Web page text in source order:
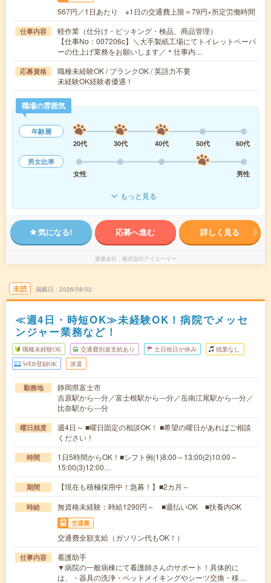
567円／1日あたり ※1日の交通費上限＝79円×所定労働時間
仕事内容
軽作業（仕分け・ピッキング・検品、商品管理）
【仕事No：007206c】＼大手製紙工場にてトイレットペーパ
ーの仕上げ業務をお願いします／＊仕事内…
応募資格
職種未経験OK / ブランクOK / 英語力不要
未経験OK経験者優遇！
職場の雰囲気
年齢層
20代
30代 40代 50代
60代
男女比率
女性
男性
もっと見る
気になる! 応募へ進む 詳しく見る
派遣会社 株式会社アイエーイー
未読 掲載日 2026/08/02
≪週4日・時短OK≫未経験OK！病院でメッセ
ンジャー業務など！
職種未経験OK 交通費別途支給あり 土日祝日が休み 残業なし
WEB登録OK 派遣
勤務地
静岡県富士市
吉原駅から---分／富士根駅から---分／岳南江尾駅から---分／
比奈駅から---分
曜日頻度
週4日～ ■曜日固定の相談OK！ ■希望の曜日があればご相談
ください！
時間
1日5時間からOK！■シフト例(1)8:00～13:00(2)10:00～
15:00(3)12:00…
期間 【現在も積極採用中！急募！】■2カ月～
時給 無資格未経験：時給1290円～ ■週払いOK ■扶養内OK
交通費
交通費全額支給（ガソリン代もOK！）
仕事内容
看護助手
▼病院の一般病棟にて看護師さんのサポート！具体的に
は、・器具の洗浄・ベットメイキングやシーツ交換・移…